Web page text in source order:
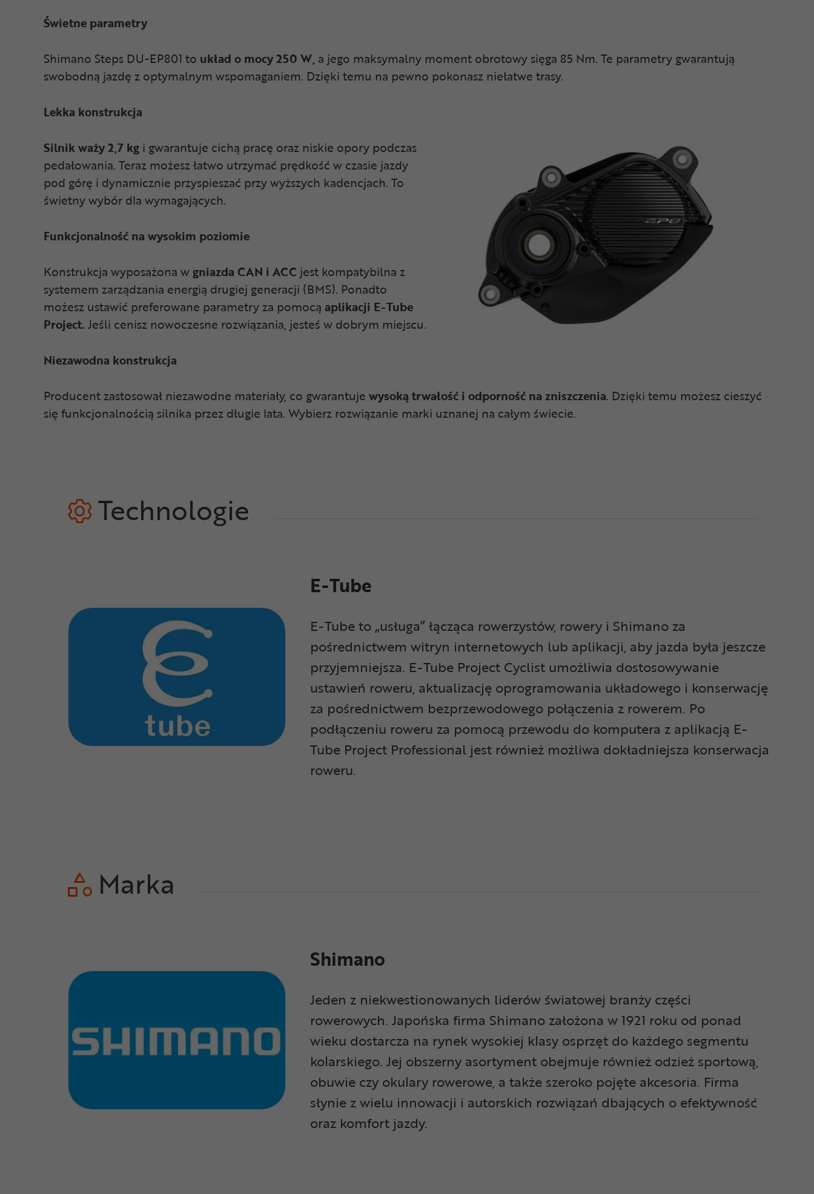
Świetne parametry
Shimano Steps DU-EP801 to układ o mocy 250 W, a jego maksymalny moment obrotowy sięga 85 Nm. Te parametry gwarantują
swobodną jazdę z optymalnym wspomaganiem. Dzięki temu na pewno pokonasz niełatwe trasy.
Lekka konstrukcja
Silnik waży 2,7 kg i gwarantuje cichą pracę oraz niskie opory podczas
pedałowania. Teraz możesz łatwo utrzymać prędkość w czasie jazdy
pod górę i dynamicznie przyspieszać przy wyższych kadencjach. To
świetny wybór dla wymagających.
Funkcjonalność na wysokim poziomie
Konstrukcja wyposażona wgniazda CAN i ACC jest kompatybilna z
systemem zarządzania energią drugiej generacji (BMS). Ponadto
możesz ustawić preferowane parametry za pomocą aplikacji E-Tube
Project. Jeśli cenisz nowoczesne rozwiązania, jesteś w dobrym miejscu.
Niezawodna konstrukcja
Producent zastosował niezawodne materiały, co gwarantuje wysoką trwałość i odporność na zniszczenia. Dzięki temu możesz cieszyć
się funkcjonalnością silnika przez długie lata. Wybierz rozwiązanie marki uznanej na całym świecie.
Technologie
E-Tube
E-Tube to „usługa” łącząca rowerzystów, rowery i Shimano za
pośrednictwem witryn internetowych lub aplikacji, aby jazda była jeszcze
przyjemniejsza. E-Tube Project Cyclist umożliwia dostosowywanie
ustawień roweru, aktualizację oprogramowania układowego i konserwację
za pośrednictwem bezprzewodowego połączenia z rowerem. Po
podłączeniu roweru za pomocą przewodu do komputera z aplikacją E-
Tube Project Professional jest również możliwa dokładniejsza konserwacja
roweru.
Marka
Shimano
Jeden z niekwestionowanych liderów światowej branży części
rowerowych. Japońska firma Shimano założona w 1921 roku od ponad
wieku dostarcza na rynek wysokiej klasy osprzęt do każdego segmentu
kolarskiego. Jej obszerny asortyment obejmuje również odzież sportową,
obuwie czy okulary rowerowe, a także szeroko pojęte akcesoria. Firma
słynie z wielu innowacji i autorskich rozwiązań dbających o efektywność
oraz komfort jazdy.